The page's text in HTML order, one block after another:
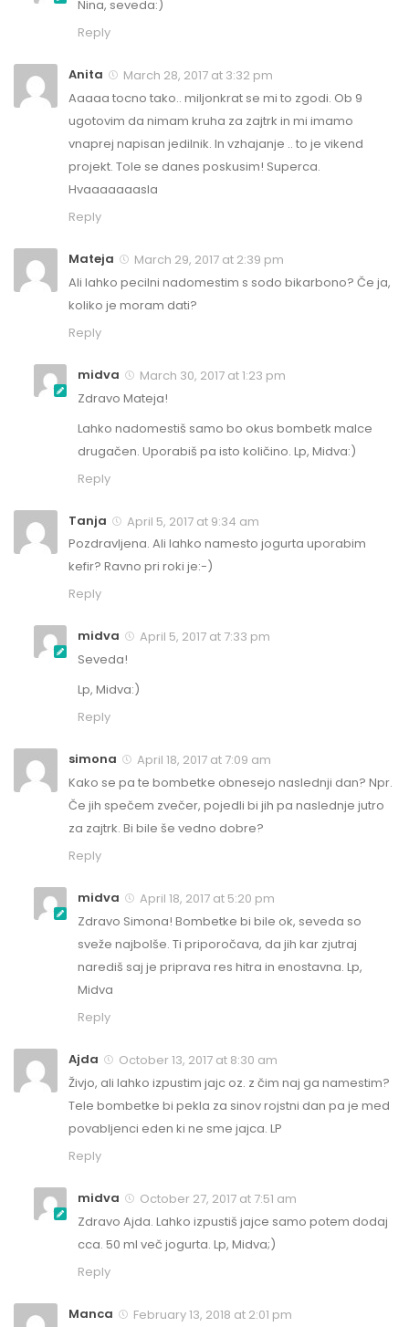
Nina, seveda:)
Reply
Anita
March 28, 2017 at 3:32 pm
Aaaaa tocno tako.. miljonkrat se mi to zgodi. Ob 9
ugotovim da nimam kruha za zajtrk in mi imamo
vnaprej napisan jedilnik. In vzhajanje .. to je vikend
projekt. Tole se danes poskusim! Superca.
Hvaaaaaaasla
Reply
Mateja
March 29, 2017 at 2:39 pm
Ali lahko pecilni nadomestim s sodo bikarbono? Če ja,
koliko je moram dati?
Reply
midva
March 30, 2017 at 1:23 pm
Zdravo Mateja!
Lahko nadomestiš samo bo okus bombetk malce
drugačen. Uporabiš pa isto količino. Lp, Midva:)
Reply
Tanja
April 5, 2017 at 9:34 am
Pozdravljena. Ali lahko namesto jogurta uporabim
kefir? Ravno pri roki je:-)
Reply
midva
April 5, 2017 at 7:33 pm
Seveda!
Lp, Midva:)
Reply
simona
April 18, 2017 at 7:09 am
Kako se pa te bombetke obnesejo naslednji dan? Npr.
Če jih spečem zvečer, pojedli bi jih pa naslednje jutro
za zajtrk. Bi bile še vedno dobre?
Reply
midva
April 18, 2017 at 5:20 pm
Zdravo Simona! Bombetke bi bile ok, seveda so
sveže najbolše. Ti priporočava, da jih kar zjutraj
narediš saj je priprava res hitra in enostavna. Lp,
Midva
Reply
Ajda
October 13, 2017 at 8:30 am
Živjo, ali lahko izpustim jajc oz. z čim naj ga namestim?
Tele bombetke bi pekla za sinov rojstni dan pa je med
povabljenci eden ki ne sme jajca. LP
Reply
midva
October 27, 2017 at 7:51 am
Zdravo Ajda. Lahko izpustiš jajce samo potem dodaj
cca. 50 ml več jogurta. Lp, Midva;)
Reply
Manca
February 13, 2018 at 2:01 pm